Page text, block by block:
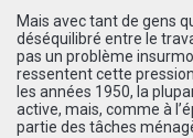
Mais avec tant de gens
déséquilibré entre le
pas un problème
ressentent cette
les années 1950, la
active, mais, comme à
partie des tâches